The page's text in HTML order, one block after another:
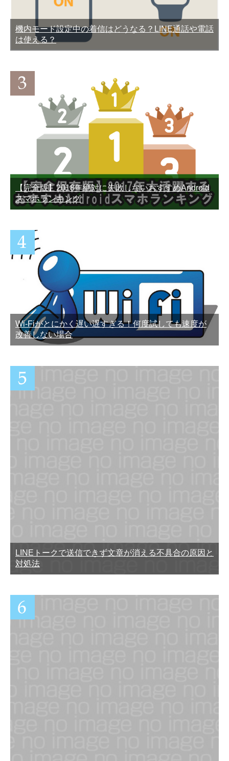
機内モード設定中の着信はどうなる？LINE通話や電話
は使える？
【完全版】2018年絶対に失敗しないおすすめAndroid
スマホランキング
Wi-Fiがとにかく遅い遅すぎる！何度試しても速度が
改善しない場合
LINEトークで送信できず文章が消える不具合の原因と
対処法